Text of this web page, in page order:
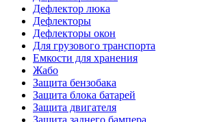
Дефлектор люка
Дефлекторы
Дефлекторы окон
Для грузового транспорта
Емкости для хранения
Жабо
Защита бензобака
Защита блока батарей
Защита двигателя
Защита заднего бампера